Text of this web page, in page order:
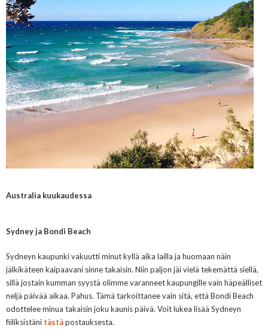
Australia kuukaudessa
Sydney ja Bondi Beach
Sydneyn kaupunki vakuutti minut kyllä aika lailla ja huomaan näin
jälkikäteen kaipaavani sinne takaisin. Niin paljon jäi vielä tekemättä siellä,
sillä jostain kumman syystä olimme varanneet kaupungille vain häpeälliset
neljä päivää aikaa. Pahus. Tämä tarkoittanee vain sitä, että Bondi Beach
odottelee minua takaisin joku kaunis päivä. Voit lukea lisää Sydneyn
fiiliksistäni tästäpostauksesta.